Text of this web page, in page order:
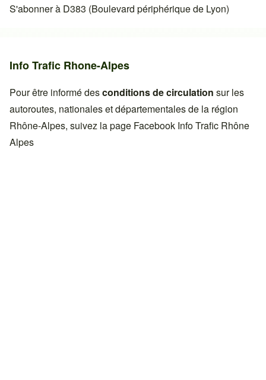
S'abonner à D383 (Boulevard périphérique de Lyon)
Info Trafic Rhone-Alpes
Pour être informé desconditions de circulation sur les
autoroutes, nationales et départementales de la région
Rhône-Alpes, suivez la page Facebook Info Trafic Rhône
Alpes